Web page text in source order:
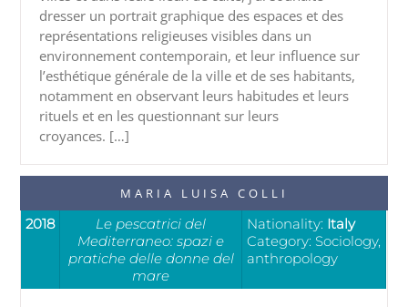
dresser un portrait graphique des espaces et des
représentations religieuses visibles dans un
environnement contemporain, et leur influence sur
l’esthétique générale de la ville et de ses habitants,
notamment en observant leurs habitudes et leurs
rituels et en les questionnant sur leurs
croyances. […]
MARIA LUISA COLLI
2018
Le pescatrici del
Mediterraneo: spazi e
pratiche delle donne del
mare
Nationality: Italy
Category: Sociology,
anthropology